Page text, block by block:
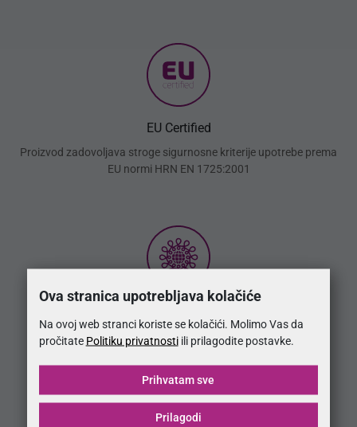
EU Certified
Proizvod zadovoljava stroge sigurnosne kriterije upotrebe prema
EU normi HRN EN 1725:2001
Proizvod izrađen od materijala koji zadovoljavaju Oeko-Tex®
norme sigurnosti upotrebe
Ova stranica upotrebljava kolačiće
Na ovoj web stranci koriste se kolačići. Molimo Vas da
pročitate Politiku privatnostiili prilagodite postavke.
Prilagodi
Prihvatam sve